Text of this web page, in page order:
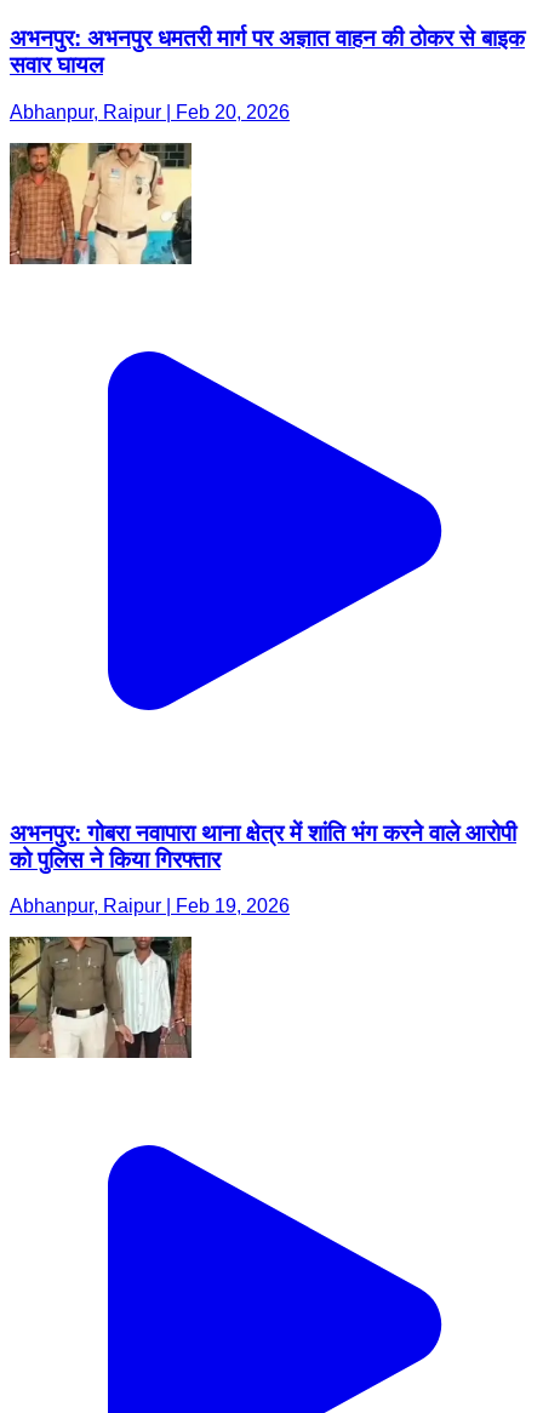
अभनपुर: अभनपुर धमतरी मार्ग पर अज्ञात वाहन की ठोकर से बाइक
सवार घायल
Abhanpur, Raipur | Feb 20, 2026
अभनपुर: गोबरा नवापारा थाना क्षेत्र में शांति भंग करने वाले आरोपी
को पुलिस ने किया गिरफ्तार
Abhanpur, Raipur | Feb 19, 2026